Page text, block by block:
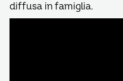
diffusa in famiglia.